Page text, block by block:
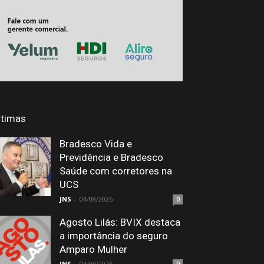
Bradesco Vida e
Previdência e Bradesco
Saúde com corretores na
UCS
JNS - 04/08/2026 0
Agosto Lilás: BVIX destaca
a importância do seguro
Amparo Mulher